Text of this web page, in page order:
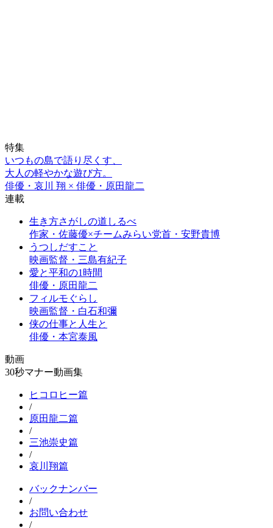
特集
いつもの島で語り尽くす、
大人の軽やかな遊び方。
俳優・哀川 翔 × 俳優・原田龍二
連載
生き方さがしの道しるべ
作家・佐藤優×チームみらい党首・安野貴博
うつしだすこと
映画監督・三島有紀子
愛と平和の1時間
俳優・原田龍二
フィルモぐらし
映画監督・白石和彌
侠の仕事と人生と
俳優・本宮泰風
動画
30秒マナー動画集
ヒコロヒー篇
/
原田龍二篇
/
三池崇史篇
/
哀川翔篇
バックナンバー
/
お問い合わせ
/